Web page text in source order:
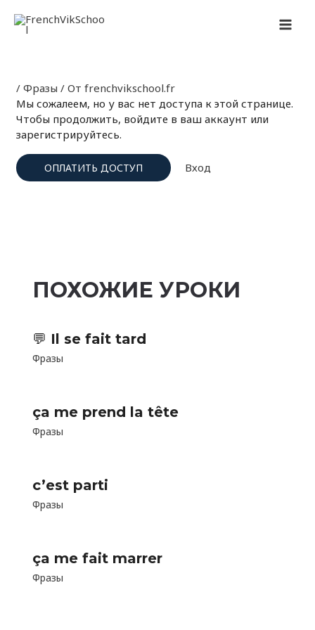
содержимому
/Фразы / Отfrenchvikschool.fr
Мы сожалеем, но у вас нет доступа к этой странице.
Чтобы продолжить, войдите в ваш аккаунт или
зарегистрируйтесь.
ОПЛАТИТЬ ДОСТУП Вход
по
записям
ПОХОЖИЕ УРОКИ
💬 Il se fait tard
Фразы
ça me prend la tête
Фразы
c’est parti
Фразы
ça me fait marrer
Фразы